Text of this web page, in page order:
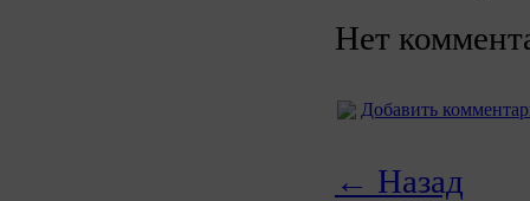
Нет
Добавить
← Назад